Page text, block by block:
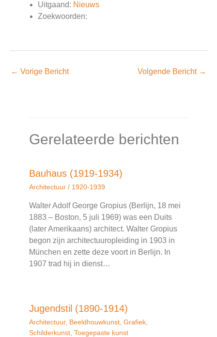
Uitgaand: Nieuws
Zoekwoorden:
← Vorige Bericht Volgende Bericht →
Gerelateerde berichten
Bauhaus (1919-1934)
Architectuur / 1920-1939
Walter Adolf George Gropius (Berlijn, 18 mei
1883 – Boston, 5 juli 1969) was een Duits
(later Amerikaans) architect. Walter Gropius
begon zijn architectuuropleiding in 1903 in
München en zette deze voort in Berlijn. In
1907 trad hij in dienst…
Jugendstil (1890-1914)
Architectuur, Beeldhouwkunst Grafiek
Schilderkunst Toegepaste kunst